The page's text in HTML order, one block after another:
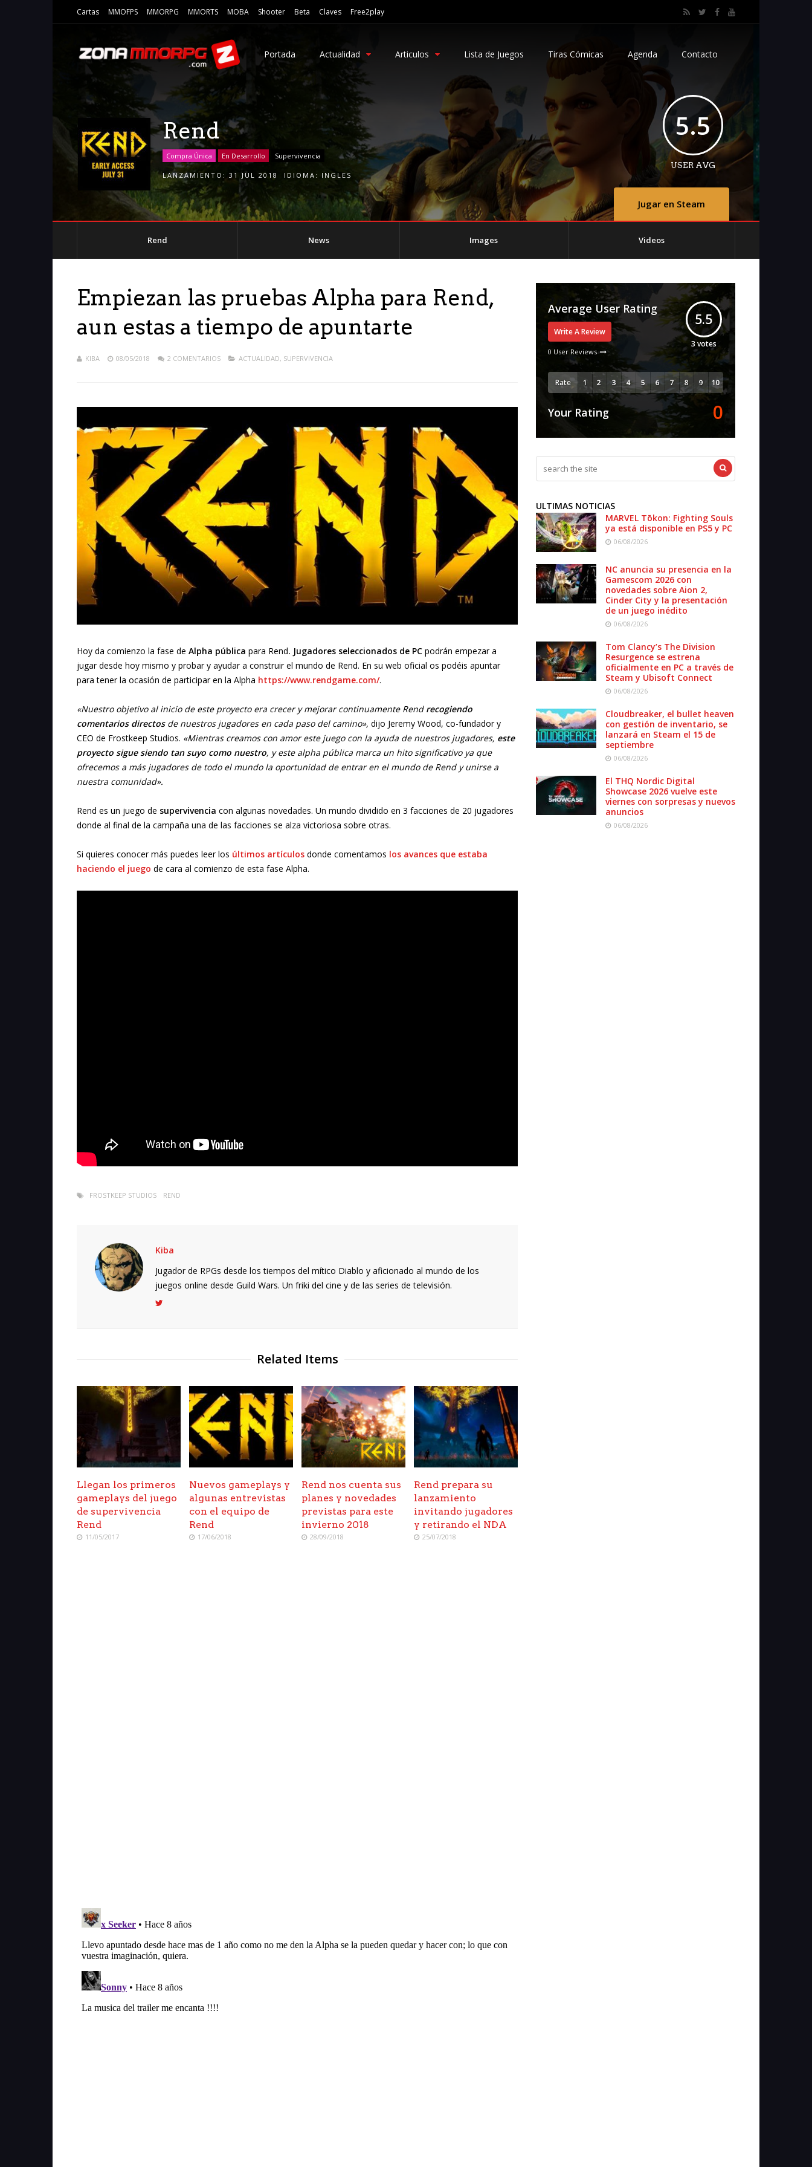
Cartas MMOFPS MMORPG MMORTS MOBA Shooter Beta Claves Free2play
Portada Actualidad Articulos Lista de Juegos Tiras Cómicas Agenda Contacto
Rend
Compra Única En Desarrollo Supervivencia
LANZAMIENTO: 31 JUL 2018 IDIOMA: INGLES
Jugar en Steam
5.5
USER AVG
Rend News Images Videos
Empiezan las pruebas Alpha para Rend,
aun estas a tiempo de apuntarte
KIBA 08/05/2018 2 COMENTARIOS ACTUALIDAD, SUPERVIVENCIA
Hoy da comienzo la fase de Alpha pública para Rend. Jugadores seleccionados de PC podrán empezar a
jugar desde hoy mismo y probar y ayudar a construir el mundo de Rend. En su web oficial os podéis apuntar
para tener la ocasión de participar en la Alpha https://www.rendgame.com/.
«Nuestro objetivo al inicio de este proyecto era crecer y mejorar continuamente Rend recogiendo
comentarios directosde nuestros jugadores en cada paso del camino», dijo Jeremy Wood, co-fundador y
CEO de Frostkeep Studios. «Mientras creamos con amor este juego con la ayuda de nuestros jugadores, este
proyecto sigue siendo tan suyo como nuestro, y este alpha pública marca un hito significativo ya que
ofrecemos a más jugadores de todo el mundo la oportunidad de entrar en el mundo de Rend y unirse a
nuestra comunidad».
Rend es un juego de supervivencia con algunas novedades. Un mundo dividido en 3 facciones de 20 jugadores
donde al final de la campaña una de las facciones se alza victoriosa sobre otras.
Si quieres conocer más puedes leer los últimos artículos donde comentamos los avances que estaba
haciendo el juego de cara al comienzo de esta fase Alpha.
FROSTKEEP STUDIOS REND
Kiba
Jugador de RPGs desde los tiempos del mítico Diablo y aficionado al mundo de los
juegos online desde Guild Wars. Un friki del cine y de las series de televisión.
Related Items
Llegan los primeros
gameplays del juego
de supervivencia
Rend
11/05/2017
Nuevos gameplays y
algunas entrevistas
con el equipo de
Rend
17/06/2018
Rend nos cuenta sus
planes y novedades
previstas para este
invierno 2018
28/09/2018
Rend prepara su
lanzamiento
invitando jugadores
y retirando el NDA
25/07/2018
Average User Rating
Write A Review
0 User Reviews
5.5
3 votes
Rate
Your Rating 0
ULTIMAS NOTICIAS
MARVEL Tōkon: Fighting Souls
ya está disponible en PS5 y PC
06/08/2026
NC anuncia su presencia en la
Gamescom 2026 con
novedades sobre Aion 2,
Cinder City y la presentación
de un juego inédito
06/08/2026
Tom Clancy’s The Division
Resurgence se estrena
oficialmente en PC a través de
Steam y Ubisoft Connect
06/08/2026
Cloudbreaker, el bullet heaven
con gestión de inventario, se
lanzará en Steam el 15 de
septiembre
06/08/2026
El THQ Nordic Digital
Showcase 2026 vuelve este
viernes con sorpresas y nuevos
anuncios
06/08/2026